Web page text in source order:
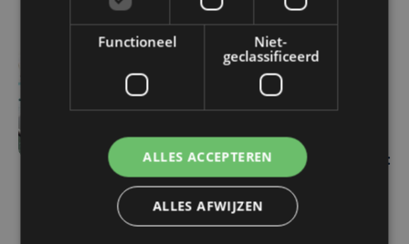
wo 29 april | 14:35
KIJK BINNEN. Het
zwembadcomplex van
België opent haar deuren:
"Oostende zal jaloers
zijn"
Functioneel
Niet-
geclassificeerd
ALLES ACCEPTEREN
ALLES AFWIJZEN